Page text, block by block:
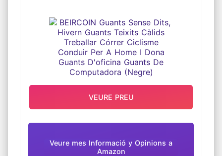
estacions.
Ús ampli: els guants punk de motociclistes es
poden usar àmpliament en diferents
ocasions, ciclisme, conducció, activitats a
l'aire lliure, rendiment, cosplay, disfresses,
conducció i més.També és adequat per a l'ús
Consell càlid: els guants de cuir PU poden
ser una mica odiats.Posi els guants en el lloc
desapareixerà.
CONDUIR PER A HOME I DONA
GUANTS D'OFICINA GUANTS DE
COMPUTADORA (NEGRE)
Veure mes Informació y Opinions a
Amazon
VEURE PREU